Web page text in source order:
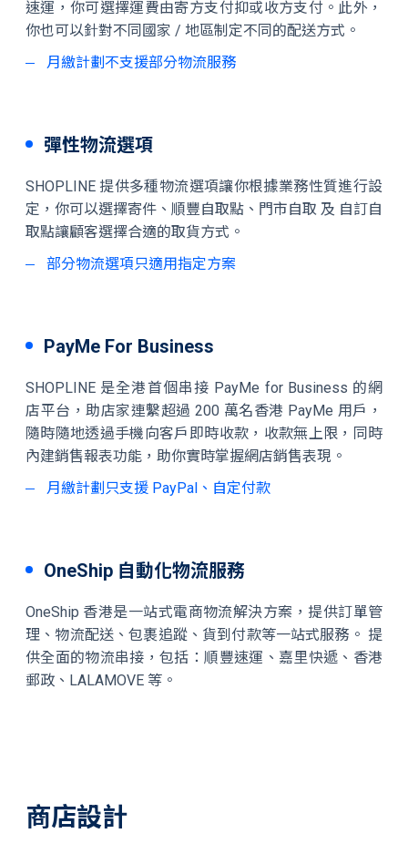
速運，你可選擇運費由寄方支付抑或收方支付。此外，
你也可以針對不同國家 / 地區制定不同的配送方式。
月繳計劃不支援部分物流服務
彈性物流選項
SHOPLINE 提供多種物流選項讓你根據業務性質進行設
定，你可以選擇寄件、順豐自取點、門市自取 及 自訂自
取點讓顧客選擇合適的取貨方式。
部分物流選項只適用指定方案
PayMe For Business
SHOPLINE 是全港首個串接 PayMe for Business 的網
店平台，助店家連繫超過 200 萬名香港 PayMe 用戶，
隨時隨地透過手機向客戶即時收款，收款無上限，同時
內建銷售報表功能，助你實時掌握網店銷售表現。
月繳計劃只支援 PayPal、自定付款
OneShip 自動化物流服務
OneShip 香港是一站式電商物流解決方案，提供訂單管
理、物流配送、包裹追蹤、貨到付款等一站式服務。 提
供全面的物流串接，包括：順豐速運、嘉里快遞、香港
郵政、LALAMOVE 等。
商店設計